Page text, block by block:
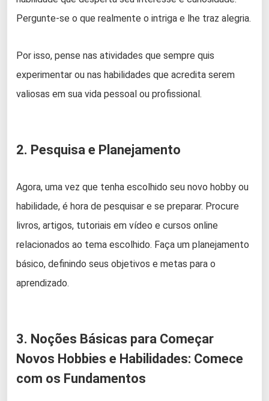
Pergunte-se o que realmente o intriga e lhe traz alegria.
Por isso, pense nas atividades que sempre quis
experimentar ou nas habilidades que acredita serem
valiosas em sua vida pessoal ou profissional.
2. Pesquisa e Planejamento
Agora, uma vez que tenha escolhido seu novo hobby ou
habilidade, é hora de pesquisar e se preparar. Procure
livros, artigos, tutoriais em vídeo e cursos online
relacionados ao tema escolhido. Faça um planejamento
básico, definindo seus objetivos e metas para o
aprendizado.
3. Noções Básicas para Começar
Novos Hobbies e Habilidades: Comece
com os Fundamentos